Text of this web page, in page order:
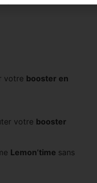
votre booster en
votre booster
Lemon’time sans